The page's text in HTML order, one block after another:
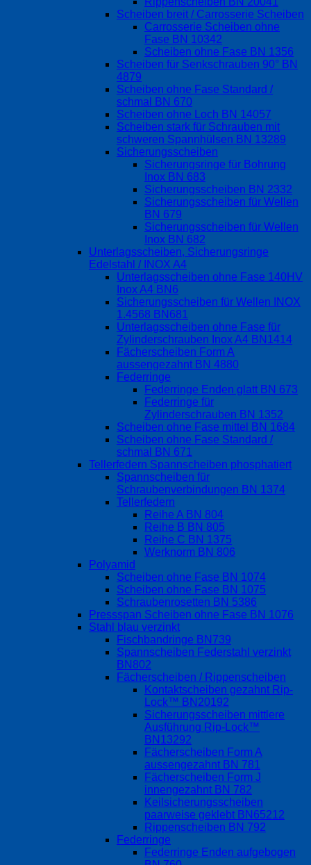
Scheiben breit / Carrosserie Scheiben
Carrosserie Scheiben ohne
Fase BN 10342
Scheiben ohne Fase BN 1356
Scheiben für Senkschrauben 90° BN
4879
Scheiben ohne Fase Standard /
schmal BN 670
Scheiben ohne Loch BN 14057
Scheiben stark für Schrauben mit
schweren Spannhülsen BN 13289
Sicherungsscheiben
Sicherungsringe für Bohrung
Inox BN 683
Sicherungsscheiben BN 2332
Sicherungsscheiben für Wellen
BN 679
Sicherungsscheiben für Wellen
Inox BN 682
Unterlagsscheiben, Sicherungsringe
Edelstahl / INOX A4
Unterlagsscheiben ohne Fase 140HV
Inox A4 BN6
Sicherungsscheiben für Wellen INOX
1.4568 BN681
Unterlagsscheiben ohne Fase für
Zylinderschrauben Inox A4 BN1414
Fächerscheiben Form A
aussengezahnt BN 4880
Federringe
Federringe Enden glatt BN 673
Federringe für
Zylinderschrauben BN 1352
Scheiben ohne Fase mittel BN 1684
Scheiben ohne Fase Standard /
schmal BN 671
Tellerfedern Spannscheiben phosphatiert
Spannscheiben für
Schraubenverbindungen BN 1374
Tellerfedern
Reihe A BN 804
Reihe B BN 805
Reihe C BN 1375
Werknorm BN 806
Polyamid
Scheiben ohne Fase BN 1074
Scheiben ohne Fase BN 1075
Schraubenrosetten BN 5386
Pressspan Scheiben ohne Fase BN 1076
Stahl blau verzinkt
Fischbandringe BN739
Spannscheiben Federstahl verzinkt
BN802
Fächerscheiben / Rippenscheiben
Kontaktscheiben gezahnt Rip-
Lock™ BN20192
Sicherungsscheiben mittlere
Ausführung Rip-Lock™
BN13292
Fächerscheiben Form A
aussengezahnt BN 781
Fächerscheiben Form J
innengezahnt BN 782
Keilsicherungsscheiben
paarweise geklebt BN65212
Rippenscheiben BN 792
Federringe
Federringe Enden aufgebogen